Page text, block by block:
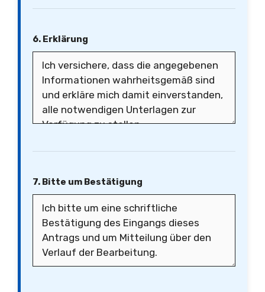
6. Erklärung
7. Bitte um Bestätigung